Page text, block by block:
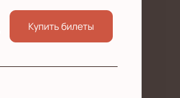
Купить билеты